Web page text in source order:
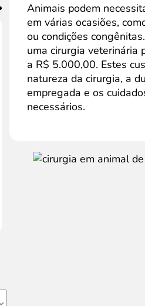
Animais podem
em várias ocasiões,
ou condições
uma cirurgia veterinária
a R$ 5.000,00. Estes
natureza da cirurgia, a
empregada e os
necessários.